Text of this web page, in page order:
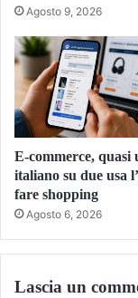
Agosto 9, 2026
E-commerce, quasi
italiano su due usa
fare shopping
Agosto 6, 2026
Lascia un